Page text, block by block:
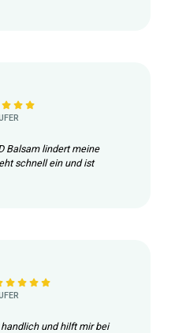
Balsam lindert meine
schnell ein und ist
und hilft mir bei